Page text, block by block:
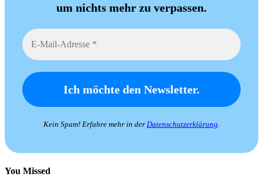
um nichts mehr zu verpassen.
Kein Spam! Erfahre mehr in der Datenschutzerklärung.
You Missed